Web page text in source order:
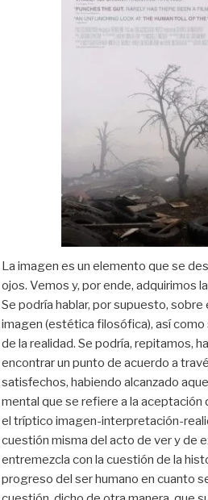
La imagen es un elemento que se
ojos. Vemos y, por ende, adquirimos
Se podría hablar, por supuesto,
imagen (estética filosófica), así como
de la realidad. Se podría, repitamos,
encontrar un punto de acuerdo a
satisfechos, habiendo alcanzado
mental que se refiere a la aceptación
el tríptico imagen-interpretación-
cuestión misma del acto de ver y de
entremezcla con la cuestión de la
progreso del ser humano en cuanto